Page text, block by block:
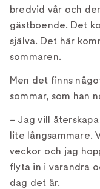
bredvid vår och
gästboende. Det
själva. Det här
sommaren.
Men det finns
sommar, som han
– Jag vill
lite långsammare.
veckor och jag
flyta in i varandra
dag det är.